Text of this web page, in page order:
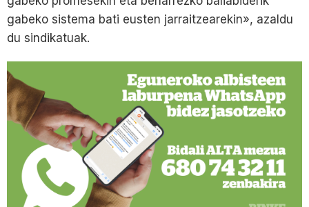
gabeko sistema bati eusten jarraitzearekin», azaldu
du sindikatuak.